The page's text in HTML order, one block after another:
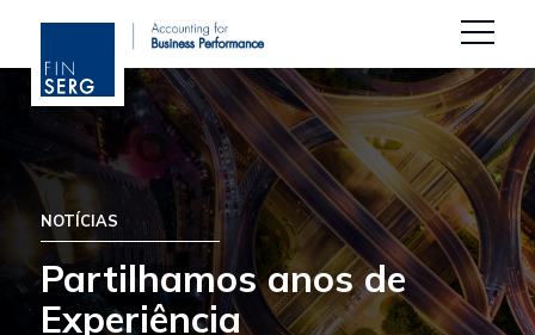
NOTÍCIAS
Partilhamos anos de
Experiência